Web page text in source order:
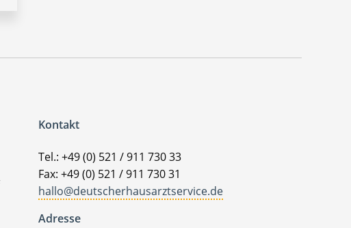
Kontakt
Tel.: +49 (0) 521 / 911 730 33
Fax: +49 (0) 521 / 911 730 31
hallo@deutscherhausarztservice.de
Adresse